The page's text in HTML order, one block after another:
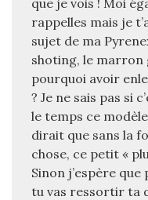
rappelles mais je
sujet de ma
shoting, le marron
pourquoi avoir
? Je ne sais pas si
le temps ce
dirait que sans la
chose, ce petit «
Sinon j’espère
tu vas ressortir ta